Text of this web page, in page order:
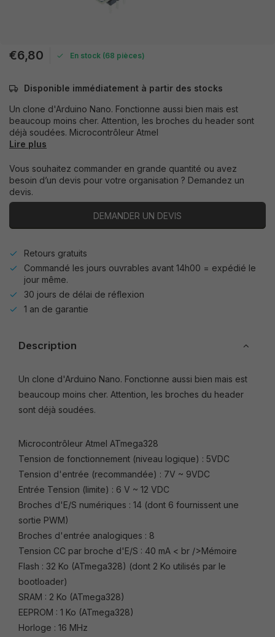
€6,80 En stock (68 pièces)
Disponible immédiatement à partir des stocks
Un clone d'Arduino Nano. Fonctionne aussi bien mais est
beaucoup moins cher. Attention, les broches du header sont
déjà soudées. Microcontrôleur Atmel
Lire plus
Vous souhaitez commander en grande quantité ou avez
besoin d’un devis pour votre organisation ? Demandez un
devis.
DEMANDER UN DEVIS
Retours gratuits
Commandé les jours ouvrables avant 14h00 = expédié le
jour même.
30 jours de délai de réflexion
1 an de garantie
Description
Un clone d'Arduino Nano. Fonctionne aussi bien mais est
beaucoup moins cher. Attention, les broches du header
sont déjà soudées.
Microcontrôleur Atmel ATmega328
Tension de fonctionnement (niveau logique) : 5VDC
Tension d'entrée (recommandée) : 7V ~ 9VDC
Entrée Tension (limite) : 6 V ~ 12 VDC
Broches d'E/S numériques : 14 (dont 6 fournissent une
sortie PWM)
Broches d'entrée analogiques : 8
Tension CC par broche d'E/S : 40 mA < br />Mémoire
Flash : 32 Ko (ATmega328) (dont 2 Ko utilisés par le
bootloader)
SRAM : 2 Ko (ATmega328)
EEPROM : 1 Ko (ATmega328)
Horloge : 16 MHz